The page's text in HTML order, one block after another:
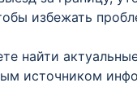
избежать
найти
источником